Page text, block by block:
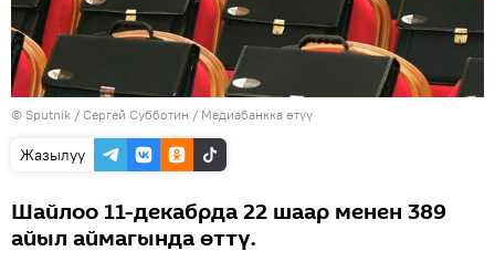
© Sputnik / Сергей Субботин / Медиабанкка өтүү
Жазылуу
Шайлоо 11-декабрда 22 шаар менен 389
айыл аймагында өттү.